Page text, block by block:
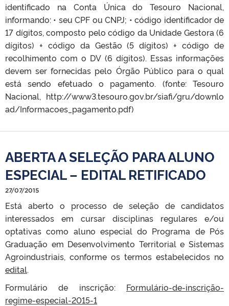
identificado na Conta Única do Tesouro Nacional,
informando: • seu CPF ou CNPJ; • código identificador de
17 dígitos, composto pelo código da Unidade Gestora (6
dígitos) + código da Gestão (5 dígitos) + código de
recolhimento com o DV (6 dígitos). Essas informações
devem ser fornecidas pelo Órgão Público para o qual
está sendo efetuado o pagamento. (fonte: Tesouro
Nacional, http://www3.tesouro.gov.br/siafi/gru/downlo
ad/Informacoes_pagamento.pdf)
ABERTA A SELEÇÃO PARA ALUNO
ESPECIAL – EDITAL RETIFICADO
27/07/2015
Está aberto o processo de seleção de candidatos
interessados em cursar disciplinas regulares e/ou
optativas como aluno especial do Programa de Pós
Graduação em Desenvolvimento Territorial e Sistemas
Agroindustriais, conforme os termos estabelecidos no
edital.
Formulário de inscrição: Formulário-de-inscrição-
regime-especial-2015-1